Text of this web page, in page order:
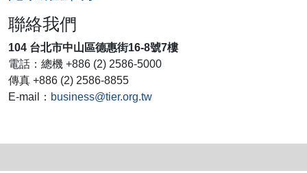
聯絡我們
104 台北市中山區德惠街16-8號7樓
電話：總機 +886 (2) 2586-5000
傳真 +886 (2) 2586-8855
E-mail： business@tier.org.tw